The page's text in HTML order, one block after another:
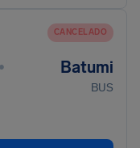
CANCELADO
• Batumi
BUS